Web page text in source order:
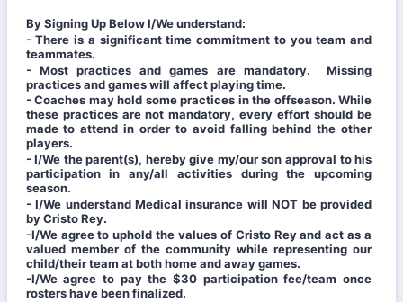
By Signing Up Below I/We understand:
- There is a significant time commitment to you team and
teammates.
- Most practices and games are mandatory. Missing
practices and games will affect playing time.
- Coaches may hold some practices in the offseason. While
these practices are not mandatory, every effort should be
made to attend in order to avoid falling behind the other
players.
- I/We the parent(s), hereby give my/our son approval to his
participation in any/all activities during the upcoming
season.
- I/We understand Medical insurance will NOT be provided
by Cristo Rey.
-I/We agree to uphold the values of Cristo Rey and act as a
valued member of the community while representing our
child/their team at both home and away games.
-I/We agree to pay the $30 participation fee/team once
rosters have been finalized.